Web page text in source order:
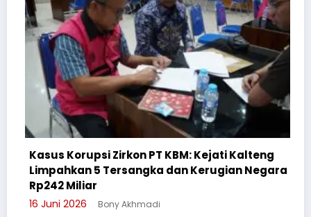
Zirkon PT KBM: Kejati Kalteng
5 Tersangka dan Kerugian Negara
Bony Akhmadi
Cegah